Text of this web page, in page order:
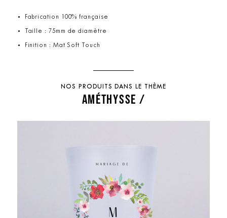
Fabrication 100% française
Taille : 75mm de diamètre
Finition : Mat Soft Touch
NOS PRODUITS DANS LE THÈME
AMÉTHYSSE /